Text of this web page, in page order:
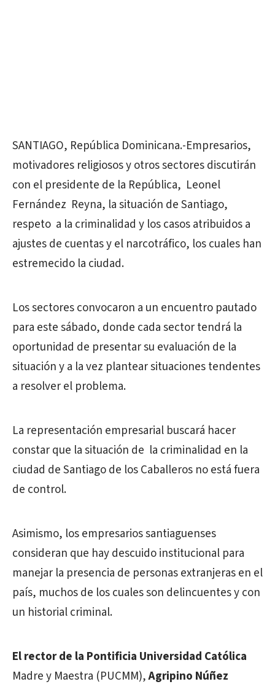
SANTIAGO, República Dominicana.-Empresarios,
motivadores religiosos y otros sectores discutirán
con el presidente de la República, Leonel
Fernández Reyna, la situación de Santiago,
respeto a la criminalidad y los casos atribuidos a
ajustes de cuentas y el narcotráfico, los cuales han
estremecido la ciudad.
Los sectores convocaron a un encuentro pautado
para este sábado, donde cada sector tendrá la
oportunidad de presentar su evaluación de la
situación y a la vez plantear situaciones tendentes
a resolver el problema.
La representación empresarial buscará hacer
constar que la situación de la criminalidad en la
ciudad de Santiago de los Caballeros no está fuera
de control.
Asimismo, los empresarios santiaguenses
consideran que hay descuido institucional para
manejar la presencia de personas extranjeras en el
país, muchos de los cuales son delincuentes y con
un historial criminal.
El rector de la Pontificia Universidad Católica
Madre y Maestra (PUCMM),Agripino Núñez